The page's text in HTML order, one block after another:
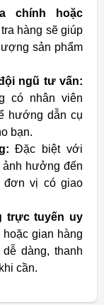
chính hoặc
hàng sẽ giúp
sản phẩm
ngũ tư vấn:
có nhân viên
hướng dẫn cụ
bạn.
Đặc biệt với
ảnh hưởng đến
đơn vị có giao
trực tuyến uy
gian hàng
dàng, thanh
cần.